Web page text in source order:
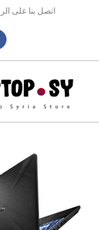
اتصل بنا على الرقم